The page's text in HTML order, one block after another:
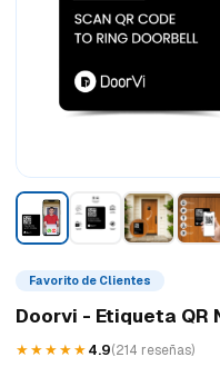
Favorito de Clientes
Doorvi - Etiqueta QR
★★★★★4.9(214 reseñas)